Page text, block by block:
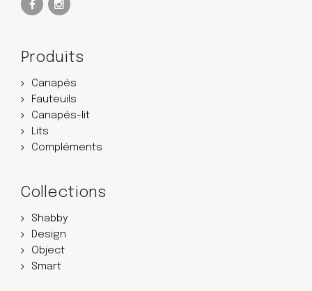
Produits
Canapés
Fauteuils
Canapés-lit
Lits
Compléments
Collections
Shabby
Design
Object
Smart